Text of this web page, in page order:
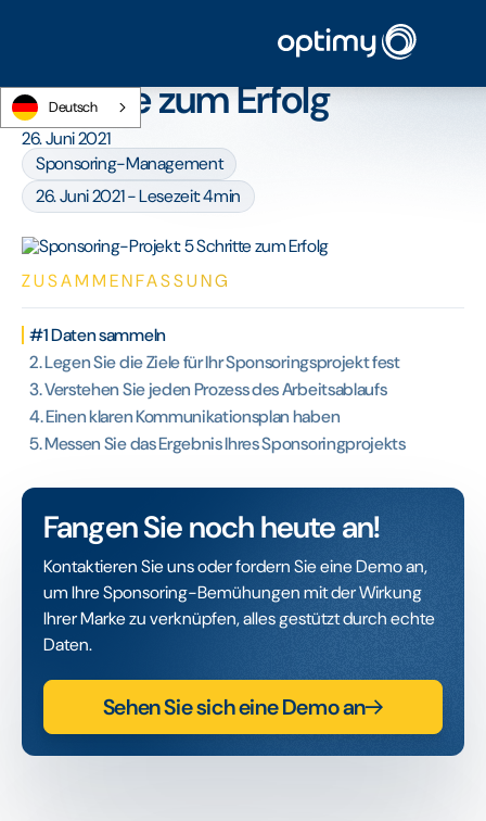
Deutsch
Sponsoring-Projekt: 5
Schritte zum Erfolg
26. Juni 2021
Sponsoring-Management
26. Juni 2021 - Lesezeit: 4min
ZUSAMMENFASSUNG
#1 Daten sammeln
2. Legen Sie die Ziele für Ihr Sponsoringsprojekt fest
3. Verstehen Sie jeden Prozess des Arbeitsablaufs
4. Einen klaren Kommunikationsplan haben
5. Messen Sie das Ergebnis Ihres Sponsoringprojekts
Fangen Sie noch heute an!
Kontaktieren Sie uns oder fordern Sie eine Demo an,
um Ihre Sponsoring-Bemühungen mit der Wirkung
Ihrer Marke zu verknüpfen, alles gestützt durch echte
Daten.
Sehen Sie sich eine Demo an